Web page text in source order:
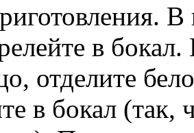
в
отделите
в бокал (так,